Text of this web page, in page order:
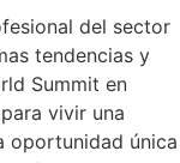
del sector
tendencias y
Summit en
vivir una
oportunidad única